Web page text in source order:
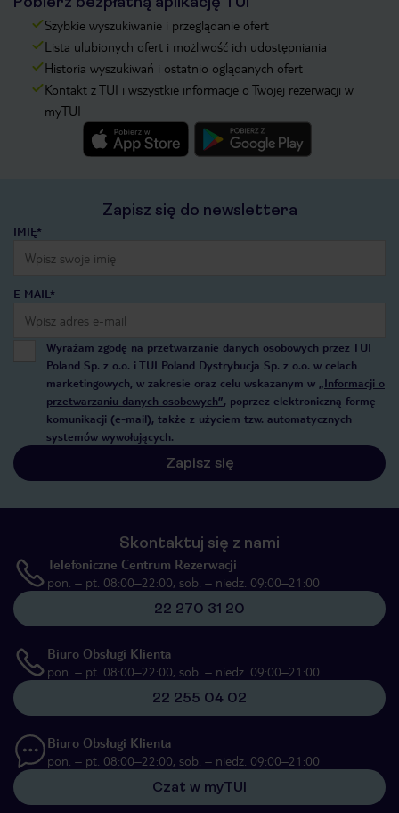
Szybkie wyszukiwanie i przeglądanie ofert
Lista ulubionych ofert i możliwość ich udostępniania
Historia wyszukiwań i ostatnio oglądanych ofert
Kontakt z TUI i wszystkie informacje o Twojej rezerwacji w
myTUI
Zapisz się do newslettera
IMIĘ*
E-MAIL*
Wyrażam zgodę na przetwarzanie danych osobowych przez TUI
Poland Sp. z o.o. i TUI Poland Dystrybucja Sp. z o.o. w celach
marketingowych, w zakresie oraz celu wskazanym w „Informacji o
przetwarzaniu danych osobowych”, poprzez elektroniczną formę
komunikacji (e-mail), także z użyciem tzw. automatycznych
systemów wywołujących.
Zapisz się
Skontaktuj się z nami
Telefoniczne Centrum Rezerwacji
pon. – pt. 08:00–22:00, sob. – niedz. 09:00–21:00
22 270 31 20
Biuro Obsługi Klienta
pon. – pt. 08:00–22:00, sob. – niedz. 09:00–21:00
22 255 04 02
Biuro Obsługi Klienta
pon. – pt. 08:00–22:00, sob. – niedz. 09:00–21:00
Czat w myTUI